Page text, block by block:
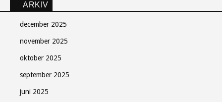
ARKIV
december 2025
november 2025
oktober 2025
september 2025
juni 2025